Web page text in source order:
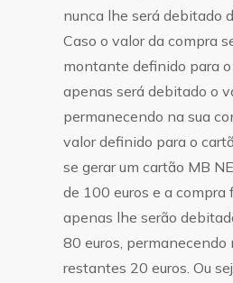
nunca lhe será debitado
Caso o valor da compra
montante definido para
apenas será debitado o
permanecendo na sua
valor definido para o
se gerar um cartão MB
de 100 euros e a compra
apenas lhe serão
80 euros, permanecendo
restantes 20 euros. Ou